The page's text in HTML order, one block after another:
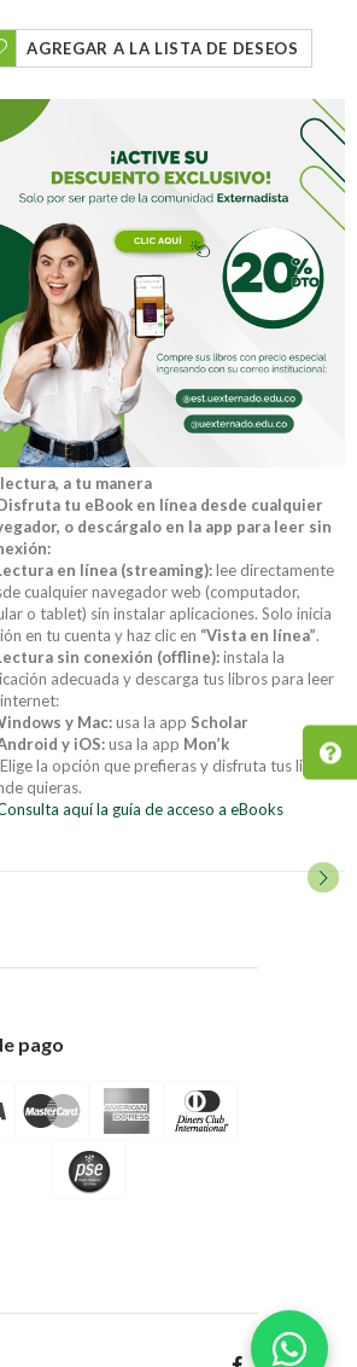
AGREGAR A LA LISTA DE DESEOS
a tu manera
tu eBook en línea desde cualquier
o descárgalo en la app para leer sin
en línea (streaming):lee directamente
cualquier navegador web (computador,
o tablet) sin instalar aplicaciones. Solo inicia
en tu cuenta y haz clic en “Vista en línea”.
sin conexión (offline):instala la
adecuada y descarga tus libros para leer
y Mac:usa la app Scholar
y iOS:usa la app Mon’k
la opción que prefieras y disfruta tus libros
quieras.
aquí la guía de acceso a eBooks
pago